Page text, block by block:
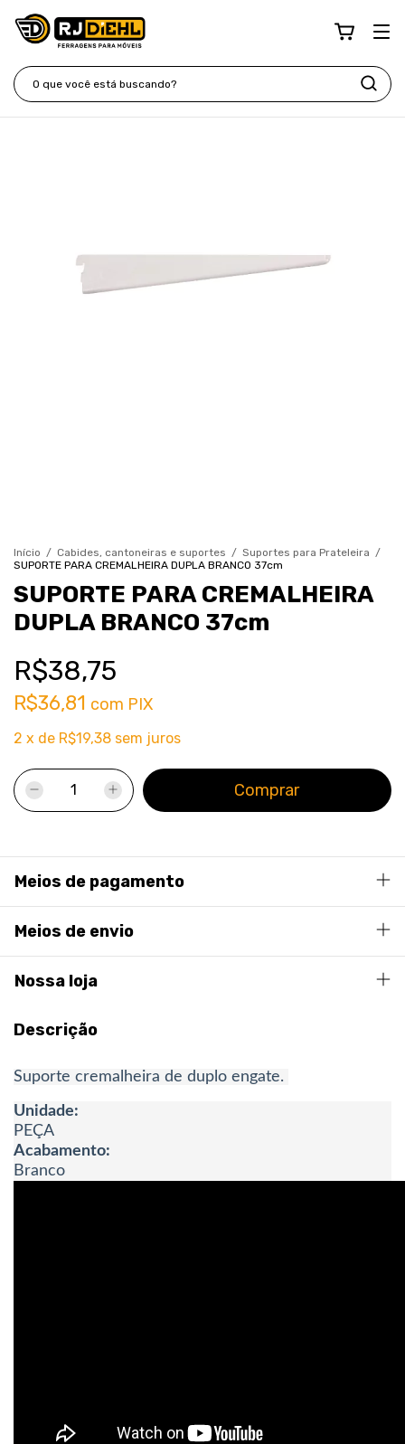
Início / Cabides, cantoneiras e suportes / Suportes para Prateleira /
SUPORTE PARA CREMALHEIRA DUPLA BRANCO 37cm
SUPORTE PARA CREMALHEIRA
DUPLA BRANCO 37cm
R$38,75
R$36,81 com PIX
2 x de R$19,38 sem juros
Meios de pagamento
Meios de envio
Nossa loja
Descrição
Suporte cremalheira de duplo engate.
Unidade:
PEÇA
Acabamento:
Branco